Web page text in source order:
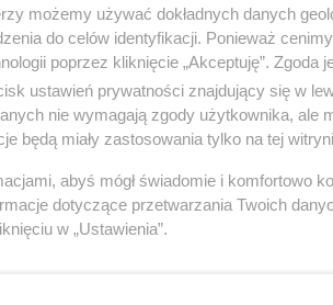
możemy używać dokładnych danych
do celów identyfikacji. Ponieważ
poprzez kliknięcie „Akceptuję”. Zgoda
ustawień prywatności znajdujący się w
nie wymagają zgody użytkownika, ale
będą miały zastosowania tylko na tej
abyś mógł świadomie i komfortowo
dotyczące przetwarzania Twoich
w „Ustawienia”.